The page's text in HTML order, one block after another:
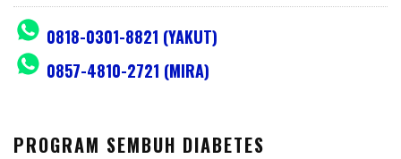
0818-0301-8821 (YAKUT)
0857-4810-2721 (MIRA)
PROGRAM SEMBUH DIABETES